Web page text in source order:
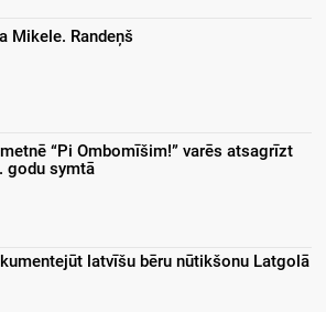
Mikele. Randeņš
“Pi Ombomīšim!” varēs atsagrīzt
godu symtā
latvīšu bēru nūtikšonu Latgolā